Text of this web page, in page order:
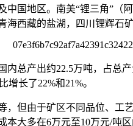
国地区。南美“锂三角”
西藏的盐湖，四川锂辉石
总产出约22.5万吨，占总
长了22%和21%。
，但由于矿区不同品位、工
大多在6万元至10万元/吨区